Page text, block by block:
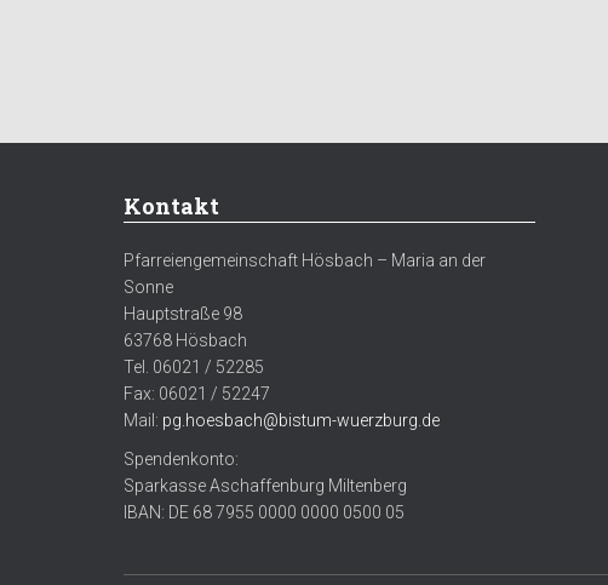
Kontakt
Pfarreiengemeinschaft Hösbach – Maria an der
Sonne
Hauptstraße 98
63768 Hösbach
Tel. 06021 / 52285
Fax: 06021 / 52247
Mail: pg.hoesbach@bistum-wuerzburg.de
Spendenkonto:
Sparkasse Aschaffenburg Miltenberg
IBAN: DE 68 7955 0000 0000 0500 05